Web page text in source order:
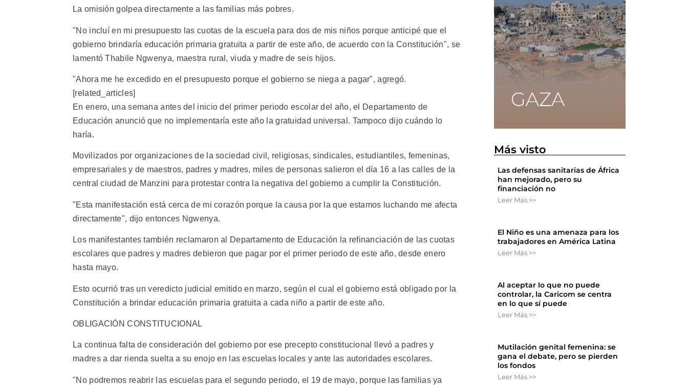
La omisión golpea directamente a las familias más pobres.
"No incluí en mi presupuesto las cuotas de la escuela para dos de mis niños porque anticipé que el
gobierno brindaría educación primaria gratuita a partir de este año, de acuerdo con la Constitución", se
lamentó Thabile Ngwenya, maestra rural, viuda y madre de seis hijos.
"Ahora me he excedido en el presupuesto porque el gobierno se niega a pagar", agregó.
[related_articles]
En enero, una semana antes del inicio del primer periodo escolar del año, el Departamento de
Educación anunció que no implementaría este año la gratuidad universal. Tampoco dijo cuándo lo
haría.
Movilizados por organizaciones de la sociedad civil, religiosas, sindicales, estudiantiles, femeninas,
empresariales y de maestros, padres y madres, miles de personas salieron el día 16 a las calles de la
central ciudad de Manzini para protestar contra la negativa del gobierno a cumplir la Constitución.
"Esta manifestación está cerca de mi corazón porque la causa por la que estamos luchando me afecta
directamente", dijo entonces Ngwenya.
Los manifestantes también reclamaron al Departamento de Educación la refinanciación de las cuotas
escolares que padres y madres debieron que pagar por el primer periodo de este año, desde enero
hasta mayo.
Esto ocurrió tras un veredicto judicial emitido en marzo, según el cual el gobierno está obligado por la
Constitución a brindar educación primaria gratuita a cada niño a partir de este año.
OBLIGACIÓN CONSTITUCIONAL
La continua falta de consideración del gobierno por ese precepto constitucional llevó a padres y
madres a dar rienda suelta a su enojo en las escuelas locales y ante las autoridades escolares.
"No podremos reabrir las escuelas para el segundo periodo, el 19 de mayo, porque las familias ya
Más visto
Las defensas sanitarias de África
han mejorado, pero su
financiación no
Leer Más >>
El Niño es una amenaza para los
trabajadores en América Latina
Leer Más >>
Al aceptar lo que no puede
controlar, la Caricom se centra
en lo que sí puede
Leer Más >>
Mutilación genital femenina: se
gana el debate, pero se pierden
los fondos
Leer Más >>